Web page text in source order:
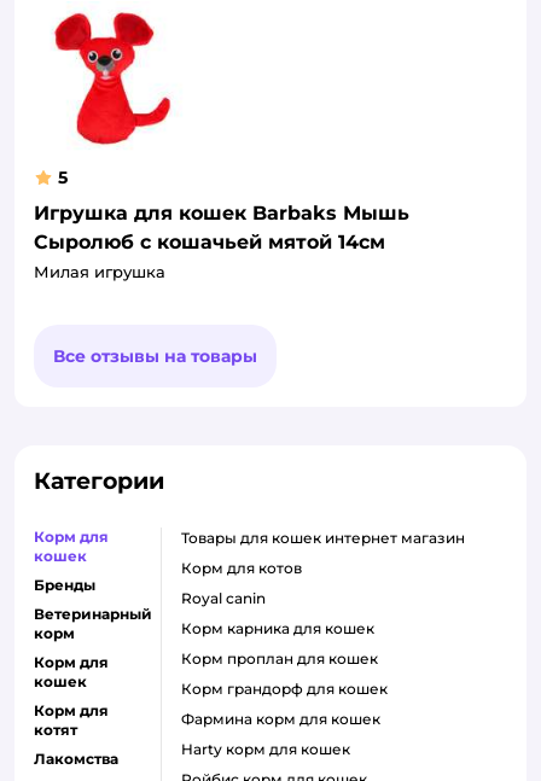
5
Игрушка для кошек Barbaks Мышь
Сыролюб с кошачьей мятой 14см
Милая игрушка
Все отзывы на товары
Категории
Корм для
кошек
Бренды
Ветеринарный
корм
Корм для
кошек
Корм для
котят
Лакомства
товары для кошек интернет магазин
корм для котов
royal canin
корм карника для кошек
корм проплан для кошек
корм грандорф для кошек
фармина корм для кошек
harty корм для кошек